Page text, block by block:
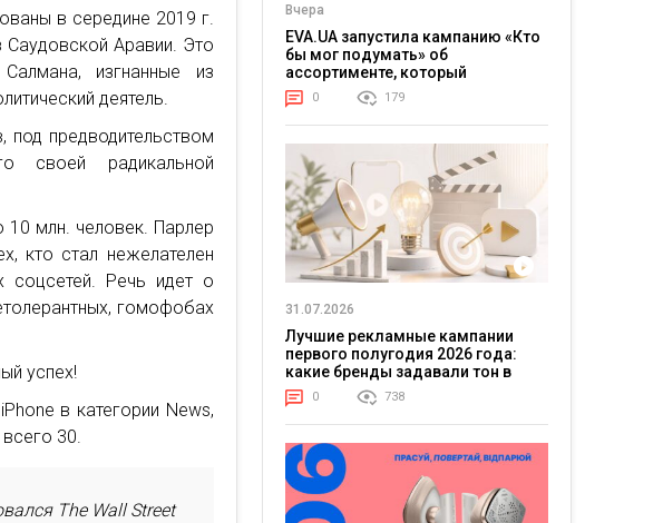
в середине 2019 г.
Саудовской Аравии. Это
изгнанные из
деятель.
под предводительством
своей радикальной
10 млн. человек. Парлер
кто стал нежелателен
соцсетей. Речь идет о
гомофобах
успех!
в категории News,
30.
The Wall Street
Вчера
EVA.UA запустила кампанию «Кто
бы мог подумать» об
ассортименте, который
покупатели не ожидают увидеть
на платформе
0 179
31.07.2026
Лучшие рекламные кампании
первого полугодия 2026 года:
какие бренды задавали тон в
отрасли
0 738